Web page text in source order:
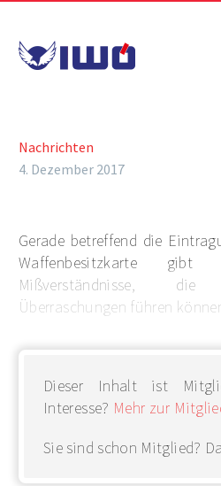
Nachrichten
4. Dezember 2017
Gerade betreffend die
Waffenbesitzkarte
Mißverständnisse,
Überraschungen führen
Dieser Inhalt ist
Interesse? Mehr zur
Sie sind schon Mitglied?